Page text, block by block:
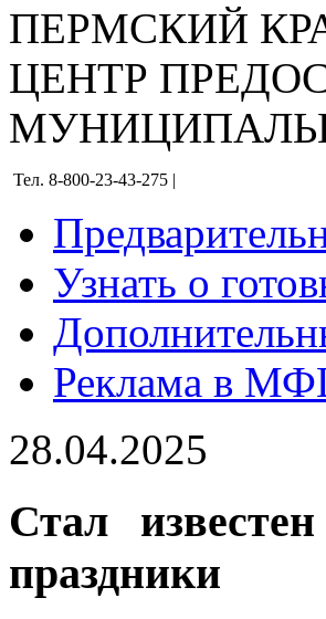
ПЕРМСКИЙ
ЦЕНТР
Тел. 8-800-23-43-275 |
Узнать о
Реклама в
28.04.2025
Стал
праздники